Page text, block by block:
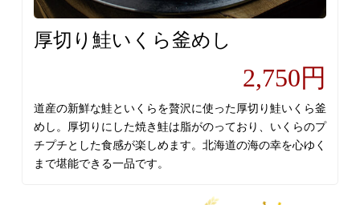
厚切り鮭いくら釜めし
2,750円
道産の新鮮な鮭といくらを贅沢に使った厚切り鮭いくら釜
めし。厚切りにした焼き鮭は脂がのっており、いくらのプ
チプチとした食感が楽しめます。北海道の海の幸を心ゆく
まで堪能できる一品です。